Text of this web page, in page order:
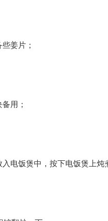
姜片；
用；
电饭煲中，按下电饭煲上炖